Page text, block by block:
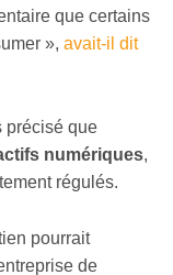
que certains
», avait-il dit
précisé que
numériques,
régulés.
pourrait
de